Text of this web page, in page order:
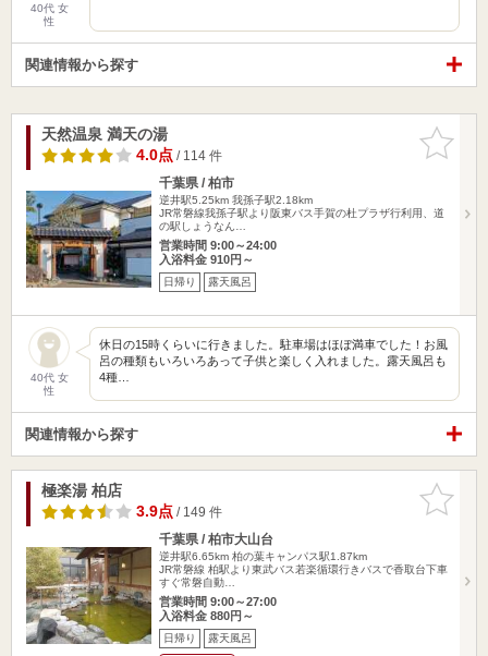
40代 女
性
関連情報から探す
お気に入
りに追加
天然温泉 満天の湯
4.0点/ 114 件
千葉県 / 柏市
逆井駅5.25km 我孫子駅2.18km
JR常磐線我孫子駅より阪東バス手賀の杜プラザ行利用、道
の駅しょうなん…
営業時間 9:00～24:00
入浴料金 910円～
日帰り 露天風呂
40代 女
性
休日の15時くらいに行きました。駐車場はほぼ満車でした！お風
呂の種類もいろいろあって子供と楽しく入れました。露天風呂も
4種…
関連情報から探す
お気に入
りに追加
極楽湯 柏店
3.9点/ 149 件
千葉県 / 柏市大山台
逆井駅6.65km 柏の葉キャンパス駅1.87km
JR常磐線 柏駅より東武バス若楽循環行きバスで香取台下車
すぐ常磐自動…
営業時間 9:00～27:00
入浴料金 880円～
日帰り 露天風呂